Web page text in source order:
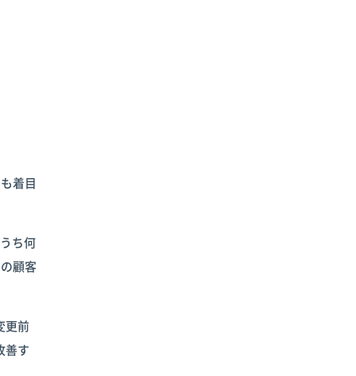
着目
ち何
顧客
更前
善す